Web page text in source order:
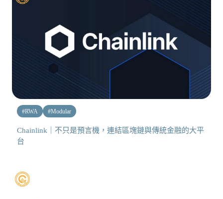
#RWA #Modular
Chainlink｜不只是預言機，連結區塊鏈與傳統金融的大平
台